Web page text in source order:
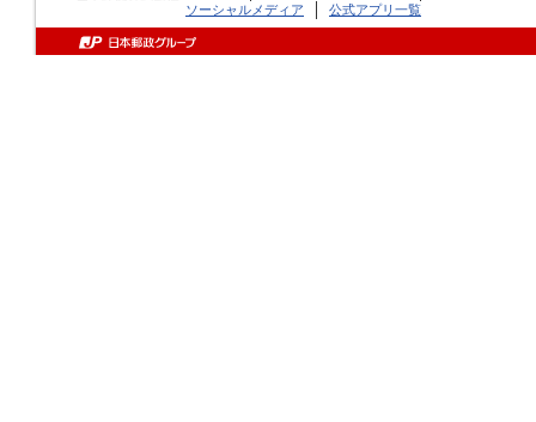
ソーシャルメディア
公式アプリ一覧